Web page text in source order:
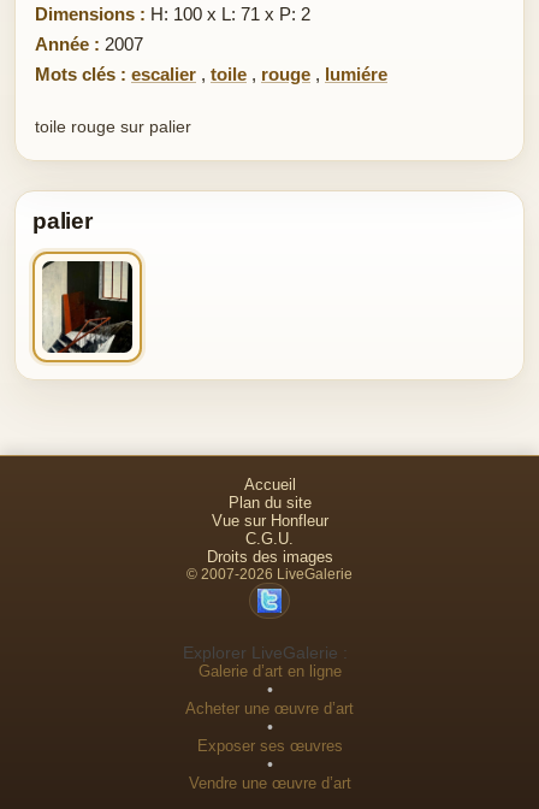
Dimensions : H: 100 x L: 71 x P: 2
Année : 2007
Mots clés : escalier , toile , rouge , lumiére
toile rouge sur palier
palier
Accueil
Plan du site
Vue sur Honfleur
C.G.U.
Droits des images
© 2007-2026 LiveGalerie
Explorer LiveGalerie :
Galerie d’art en ligne
•
Acheter une œuvre d’art
•
Exposer ses œuvres
•
Vendre une œuvre d’art